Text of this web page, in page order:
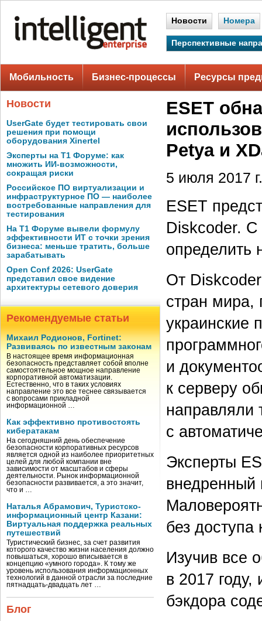
Новости Номера
Перспективные
Мобильность Бизнес-процессы Ресурсы
Новости
UserGate будет тестировать свои
решения при помощи
оборудования Xinertel
Эксперты на Т1 Форуме: как
множить ИИ-возможности,
сокращая риски
Российское ПО виртуализации и
инфраструктурное ПО — наиболее
востребованные направления для
тестирования
На Т1 Форуме вывели формулу
эффективности ИТ с точки зрения
бизнеса: меньше тратить, больше
зарабатывать
Open Conf 2026: UserGate
представил свое видение
архитектуры сетевого доверия
Рекомендуемые статьи
Михаил Родионов, Fortinet:
Развиваясь по известным законам
В настоящее время информационная
безопасность представляет собой вполне
самостоятельное мощное направление
корпоративной автоматизации.
Естественно, что в таких условиях
направление это все теснее связывается
с вопросами прикладной
информационной …
Как эффективно противостоять
кибератакам
На сегодняшний день обеспечение
безопасности корпоративных ресурсов
является одной из наиболее приоритетных
целей для любой компании вне
зависимости от масштабов и сферы
деятельности. Рынок информационной
безопасности развивается, а это значит,
что и …
Наталья Абрамович, Туристско-
информационный центр Казани:
Виртуальная поддержка реальных
путешествий
Туристический бизнес, за счет развития
которого качество жизни населения должно
повышаться, хорошо вписывается в
концепцию «умного города». К тому же
уровень использования информационных
технологий в данной отрасли за последние
пятнадцать-двадцать лет …
Блог
ESET
Petya и
5 июля 2017 г.
ESET
Diskcoder.
определить
От
стран мира,
украинские
и
к серверу
направляли
с
Эксперты
внедренный
без
Изучив все
в 2017
бэкдора